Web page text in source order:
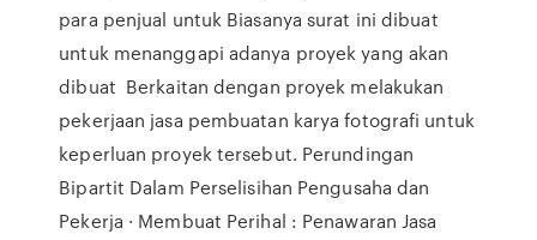
para penjual untuk Biasanya surat ini dibuat
untuk menanggapi adanya proyek yang akan
dibuat Berkaitan dengan proyek melakukan
pekerjaan jasa pembuatan karya fotografi untuk
keperluan proyek tersebut. Perundingan
Bipartit Dalam Perselisihan Pengusaha dan
Pekerja · Membuat Perihal : Penawaran Jasa